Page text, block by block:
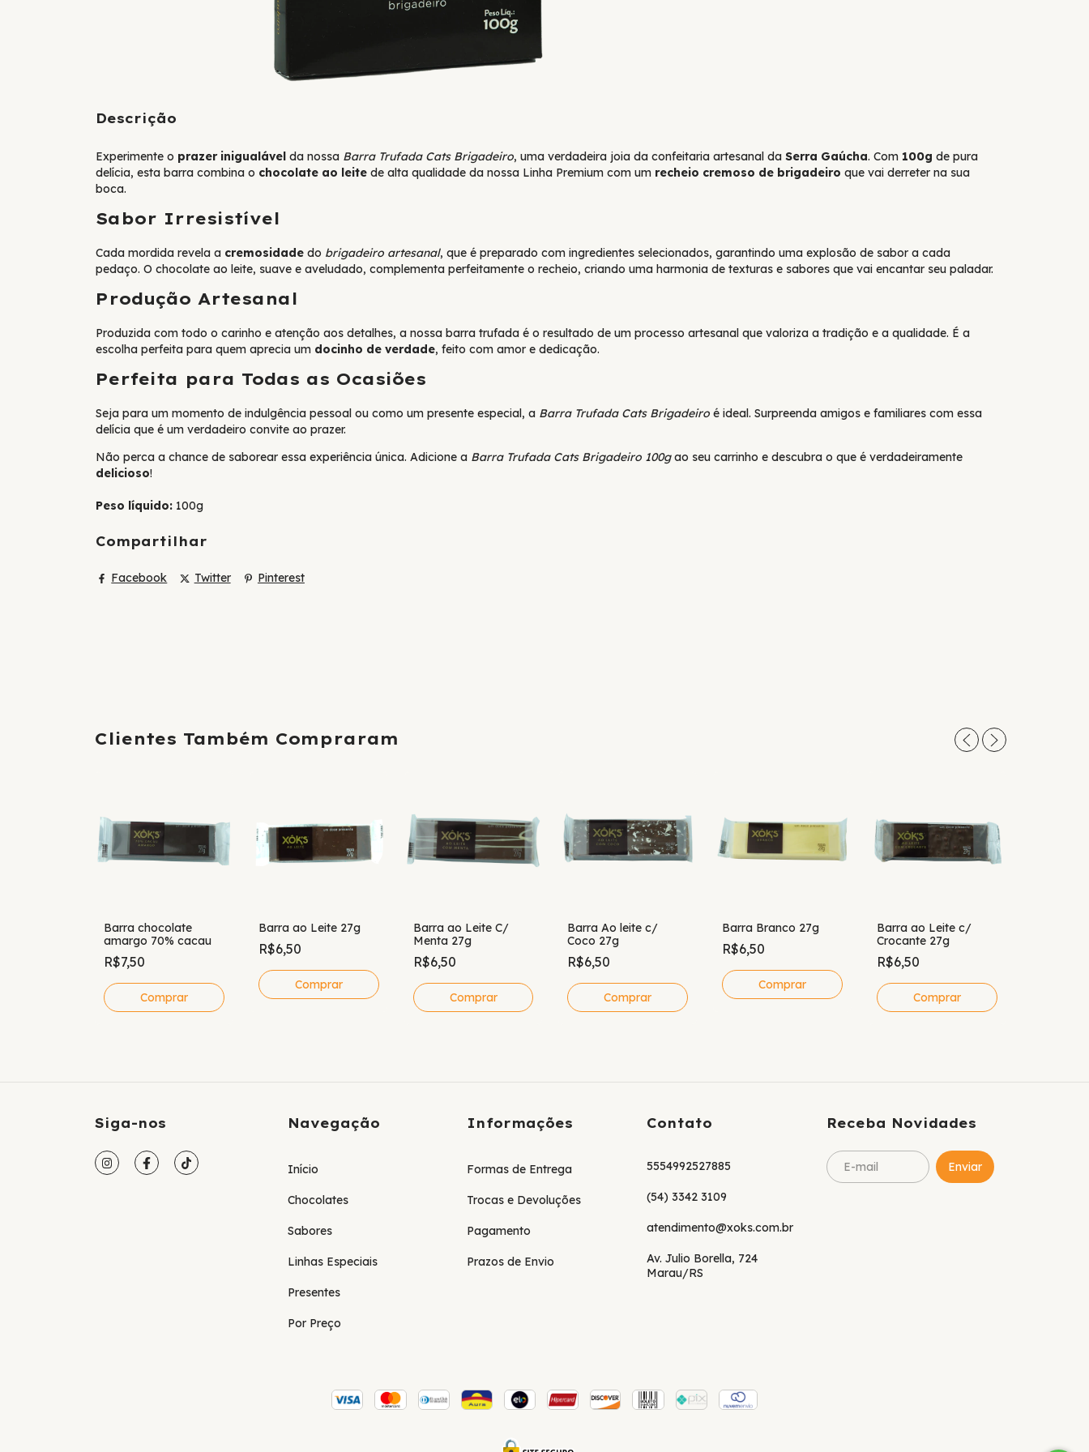
Descrição
Experimente o prazer inigualável da nossa Barra Trufada Cats Brigadeiro, uma verdadeira joia da confeitaria artesanal da Serra Gaúcha. Com 100g de pura
delícia, esta barra combina o chocolate ao leite de alta qualidade da nossa Linha Premium com um recheio cremoso de brigadeiro que vai derreter na sua
boca.
Sabor Irresistível
Cada mordida revela a cremosidade do brigadeiro artesanal, que é preparado com ingredientes selecionados, garantindo uma explosão de sabor a cada
pedaço. O chocolate ao leite, suave e aveludado, complementa perfeitamente o recheio, criando uma harmonia de texturas e sabores que vai encantar seu paladar.
Produção Artesanal
Produzida com todo o carinho e atenção aos detalhes, a nossa barra trufada é o resultado de um processo artesanal que valoriza a tradição e a qualidade. É a
escolha perfeita para quem aprecia um docinho de verdade, feito com amor e dedicação.
Perfeita para Todas as Ocasiões
Seja para um momento de indulgência pessoal ou como um presente especial, a Barra Trufada Cats Brigadeiro é ideal. Surpreenda amigos e familiares com essa
delícia que é um verdadeiro convite ao prazer.
Não perca a chance de saborear essa experiência única. Adicione a Barra Trufada Cats Brigadeiro 100gao seu carrinho e descubra o que é verdadeiramente
delicioso!
Peso líquido: 100g
Compartilhar
Facebook Twitter Pinterest
Clientes Também Compraram
Barra chocolate
amargo 70% cacau
R$7,50
Barra ao Leite 27g
R$6,50
Barra ao Leite C/
Menta 27g
R$6,50
Barra Ao leite c/
Coco 27g
R$6,50
Barra Branco 27g
R$6,50
Barra ao Leite c/
Crocante 27g
R$6,50
Siga-nos Navegação
Início
Chocolates
Sabores
Linhas Especiais
Presentes
Por Preço
Informações
Formas de Entrega
Trocas e Devoluções
Pagamento
Prazos de Envio
Contato
5554992527885
(54) 3342 3109
atendimento@xoks.com.br
Av. Julio Borella, 724
Marau/RS
Receba Novidades